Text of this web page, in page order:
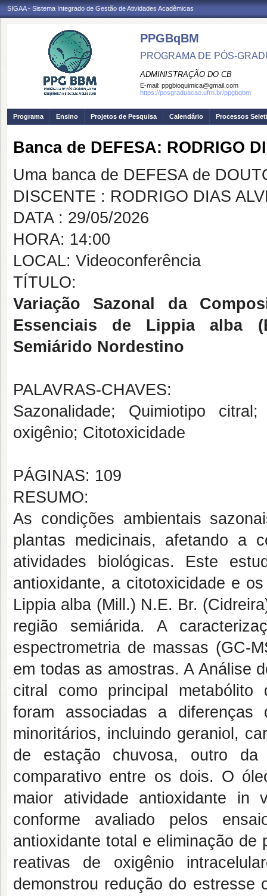
SIGAA - Sistema Integrado de Gestão de Atividades Acadêmicas
PPGBqBM
PROGRAMA DE PÓS-
ADMINISTRAÇÃO DO CB
E-mail: ppgbioquimica@gmail.com
https://posgraduacao.ufrn.br/ppgbqbm
Programa Ensino Projetos de Pesquisa Calendário Processos
Banca de DEFESA: RODRIGO
Uma banca de DEFESA de
DISCENTE : RODRIGO DIAS
DATA : 29/05/2026
HORA: 14:00
LOCAL: Videoconferência
TÍTULO:
Variação Sazonal da
Essenciais de Lippia alba
Semiárido Nordestino
PALAVRAS-CHAVES:
Sazonalidade; Quimiotipo
oxigênio; Citotoxicidade
PÁGINAS: 109
RESUMO:
As condições ambientais
plantas medicinais, afetando a
atividades biológicas. Este
antioxidante, a citotoxicidade e
Lippia alba (Mill.) N.E. Br.
região semiárida. A
espectrometria de massas (GC-
em todas as amostras. A Análise
citral como principal metabólito
foram associadas a diferenças
minoritários, incluindo geraniol,
de estação chuvosa, outro
comparativo entre os dois. O
maior atividade antioxidante in
conforme avaliado pelos
antioxidante total e eliminação de
reativas de oxigênio
demonstrou redução do estresse